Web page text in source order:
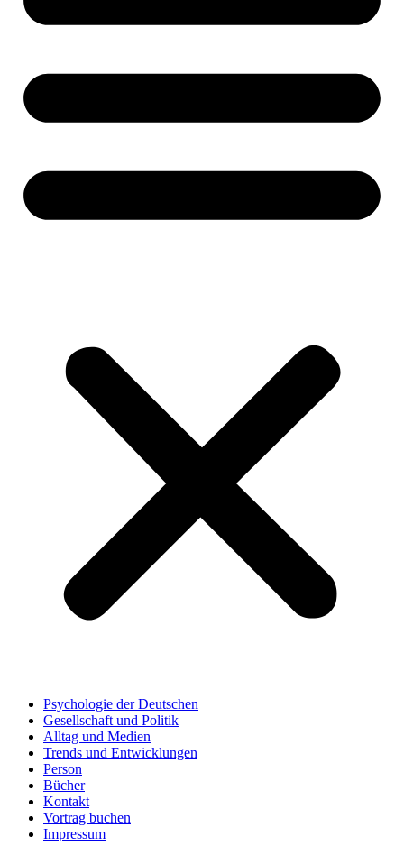
Psychologie der Deutschen
Gesellschaft und Politik
Alltag und Medien
Trends und Entwicklungen
Person
Bücher
Kontakt
Vortrag buchen
Impressum